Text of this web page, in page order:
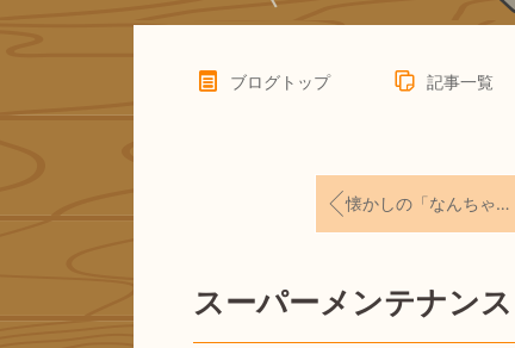
ブログトップ 記事一覧
懐かしの「なんちゃってハムバッカー」
スーパーメンテナン